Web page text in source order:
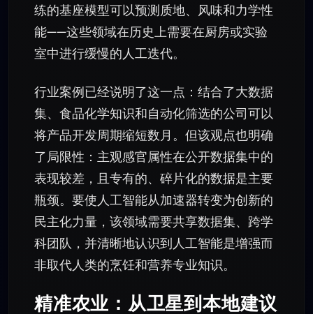
练的基座模型可以预测质地、风味和力学性
能——这些领域在历史上需要在厨房或实验
室中进行缓慢的人工迭代。
行业案例已经说明了这一点：结合了大数据
集、食品化学知识和自动化筛选的公司可以
将产品开发周期缩短数月。但该观点也明确
了局限性：主观感官属性在公开数据集中的
表现较差，且专有的、碎片化的数据是主要
瓶颈。要使人工智能从加速器转变为创新的
民主化力量，该领域需要共享数据集、跨学
科团队，并清晰地认识到人工智能是增强而
非取代人类的烹饪和营养专业知识。
精准农业：从卫星到本地建议